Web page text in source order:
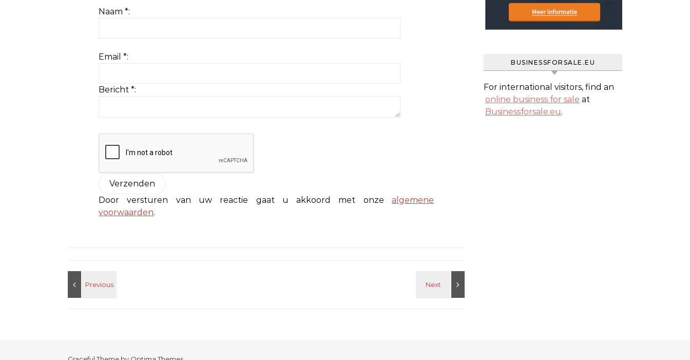
Naam *:
Email *:
Bericht *:
Door versturen van uw reactie gaat u akkoord met onze algemene
voorwaarden.
BUSINESSFORSALE.EU
For international visitors, find an
online business for sale at
Businessforsale.eu.